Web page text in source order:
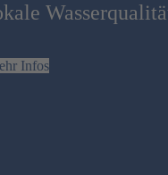
Infos